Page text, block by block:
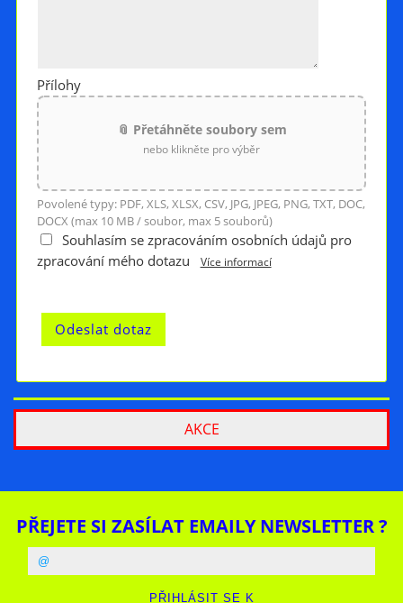
Přílohy
📎 Přetáhněte soubory sem
nebo klikněte pro výběr
Povolené typy: PDF, XLS, XLSX, CSV, JPG, JPEG, PNG, TXT, DOC,
DOCX (max 10 MB / soubor, max 5 souborů)
Souhlasím se zpracováním osobních údajů pro
zpracování mého dotazu
Více informací
AKCE
PŘEJETE SI ZASÍLAT EMAILY NEWSLETTER ?